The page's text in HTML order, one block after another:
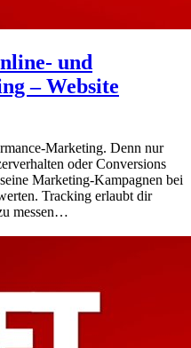
und
– Website
Marketing. Denn nur
oder Conversions
Marketing-Kampagnen bei
Tracking erlaubt dir
messen…